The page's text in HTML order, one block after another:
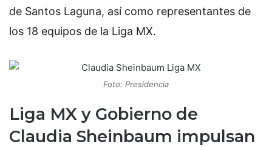
de Santos Laguna, así como representantes de
los 18 equipos de la Liga MX.
Foto: Presidencia
Liga MX y Gobierno de
Claudia Sheinbaum impulsan